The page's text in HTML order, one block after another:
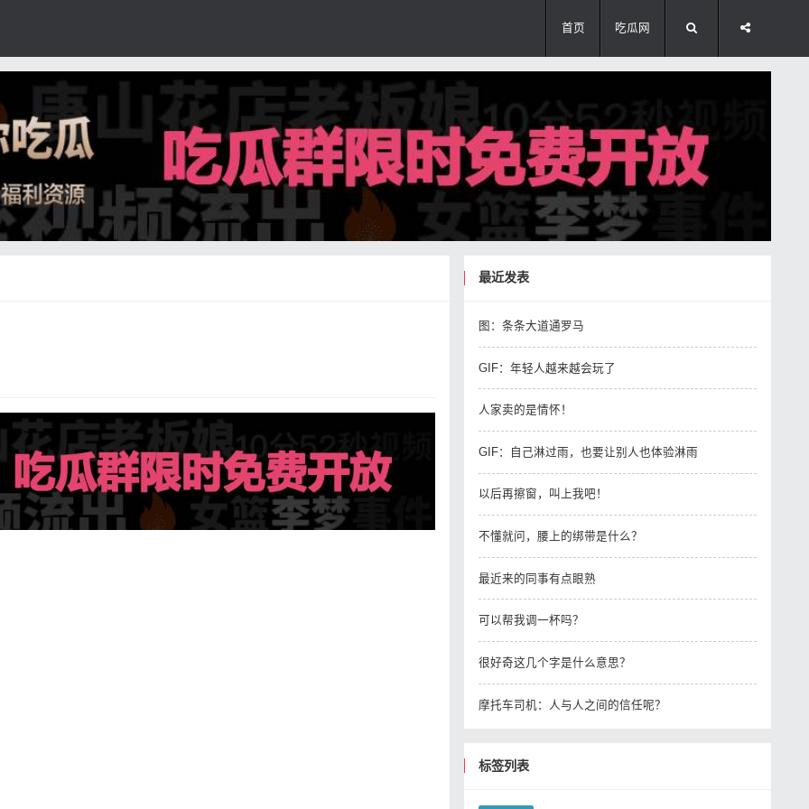
首页 吃瓜网
最近发表
图：条条大道通罗马
GIF：​年轻人越来越会玩了
人家卖的是情怀！
GIF：自己淋过雨，也要让别人也体验淋雨
以后再擦窗，叫上我吧！
不懂就问，腰上的绑带是什么？
最近来的同事有点眼熟
可以帮我调一杯吗？
很好奇这几个字是什么意思？
摩托车司机：人与人之间的信任呢？
标签列表